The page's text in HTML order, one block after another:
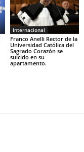
Internacional
Franco Anelli Rector de la
Universidad Católica del
Sagrado Corazón se
suicido en su
apartamento.